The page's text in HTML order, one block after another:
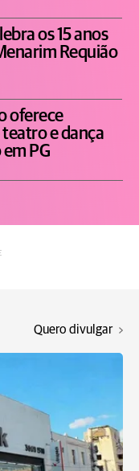
os 15 anos
Requião
oferece
e dança
PG
Quero divulgar